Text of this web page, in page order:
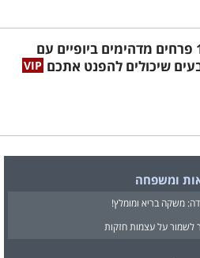
10 פרחים מדהימים ביופיים עם
שיכולים להפנט אתכם
ומשפחה
משקה בריא ומומלץ!
לשמור על עצמות חזקות